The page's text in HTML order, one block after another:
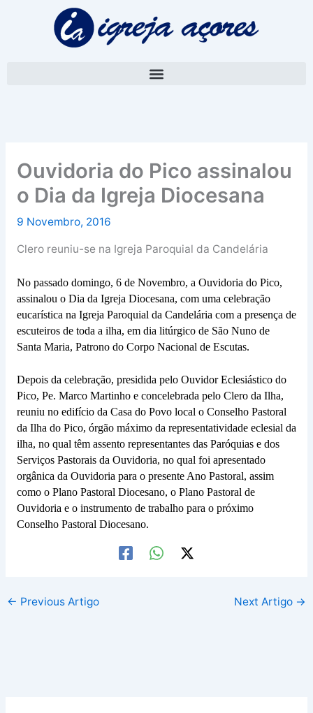
Ouvidoria do Pico assinalou
o Dia da Igreja Diocesana
9 Novembro, 2016
Clero reuniu-se na Igreja Paroquial da Candelária
No passado domingo, 6 de Novembro, a Ouvidoria do Pico,
assinalou o Dia da Igreja Diocesana, com uma celebração
eucarística na Igreja Paroquial da Candelária com a presença de
escuteiros de toda a ilha, em dia litúrgico de São Nuno de
Santa Maria, Patrono do Corpo Nacional de Escutas.
Depois da celebração, presidida pelo Ouvidor Eclesiástico do
Pico, Pe. Marco Martinho e concelebrada pelo Clero da Ilha,
reuniu no edifício da Casa do Povo local o Conselho Pastoral
da Ilha do Pico, órgão máximo da representatividade eclesial da
ilha, no qual têm assento representantes das Paróquias e dos
Serviços Pastorais da Ouvidoria, no qual foi apresentado
orgânica da Ouvidoria para o presente Ano Pastoral, assim
como o Plano Pastoral Diocesano, o Plano Pastoral de
Ouvidoria e o instrumento de trabalho para o próximo
Conselho Pastoral Diocesano.
← Previous Artigo Next Artigo →